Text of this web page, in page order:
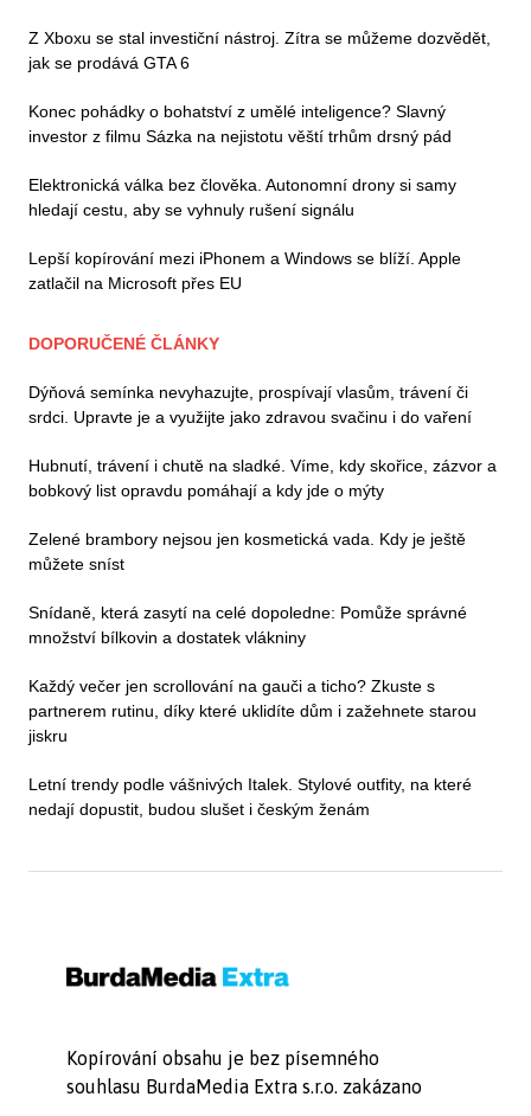
Z Xboxu se stal investiční nástroj. Zítra se můžeme dozvědět,
jak se prodává GTA 6
Konec pohádky o bohatství z umělé inteligence? Slavný
investor z filmu Sázka na nejistotu věští trhům drsný pád
Elektronická válka bez člověka. Autonomní drony si samy
hledají cestu, aby se vyhnuly rušení signálu
Lepší kopírování mezi iPhonem a Windows se blíží. Apple
zatlačil na Microsoft přes EU
DOPORUČENÉ ČLÁNKY
Dýňová semínka nevyhazujte, prospívají vlasům, trávení či
srdci. Upravte je a využijte jako zdravou svačinu i do vaření
Hubnutí, trávení i chutě na sladké. Víme, kdy skořice, zázvor a
bobkový list opravdu pomáhají a kdy jde o mýty
Zelené brambory nejsou jen kosmetická vada. Kdy je ještě
můžete sníst
Snídaně, která zasytí na celé dopoledne: Pomůže správné
množství bílkovin a dostatek vlákniny
Každý večer jen scrollování na gauči a ticho? Zkuste s
partnerem rutinu, díky které uklidíte dům i zažehnete starou
jiskru
Letní trendy podle vášnivých Italek. Stylové outfity, na které
nedají dopustit, budou slušet i českým ženám
Kopírování obsahu je bez písemného
souhlasu BurdaMedia Extra s.r.o. zakázano